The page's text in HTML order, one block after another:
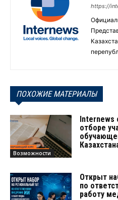
https://
ПОХОЖИЕ МАТЕРИАЛЫ
Возможности
Internews
отборе
Открыт
по
работу